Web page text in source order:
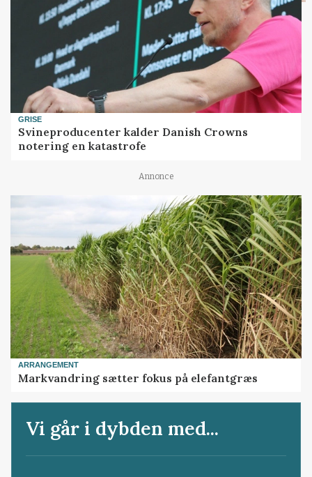
GRISE
Svineproducenter kalder Danish Crowns
notering en katastrofe
Annonce
ARRANGEMENT
Markvandring sætter fokus på elefantgræs
Vi går i dybden med...